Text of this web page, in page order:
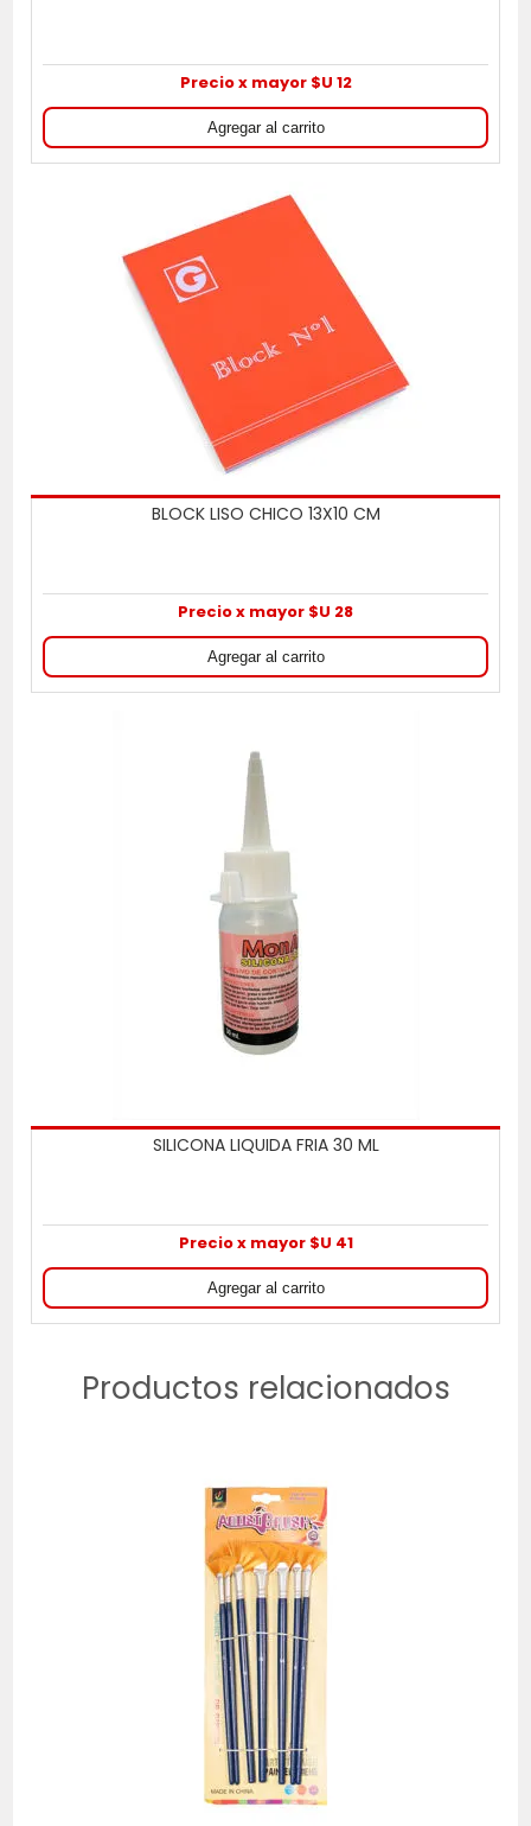
Precio x mayor $U 12
BLOCK LISO CHICO 13X10 CM
Precio x mayor $U 28
SILICONA LIQUIDA FRIA 30 ML
Precio x mayor $U 41
Productos relacionados